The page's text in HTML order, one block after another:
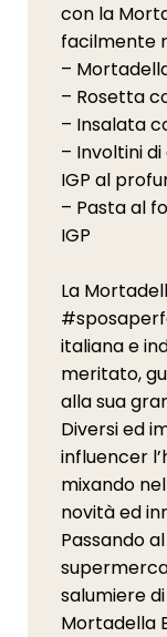
con la
facilmente
–
– Rosetta
– Insalata
– Involtini
IGP al
– Pasta al
IGP
La
italiana e
meritato,
alla sua
Diversi ed
influencer
mixando
novità ed
Passando
salumiere
Mortadella